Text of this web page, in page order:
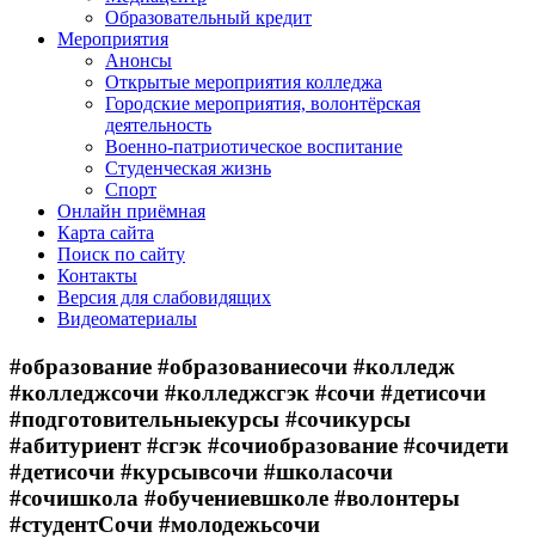
Образовательный кредит
Мероприятия
Анонсы
Открытые мероприятия колледжа
Городские мероприятия, волонтёрская
деятельность
Военно-патриотическое воспитание
Студенческая жизнь
Спорт
Онлайн приёмная
Карта сайта
Поиск по сайту
Контакты
Версия для слабовидящих
Видеоматериалы
#образование #образованиесочи #колледж
#колледжсочи #колледжсгэк #сочи #детисочи
#подготовительныекурсы #сочикурсы
#абитуриент #сгэк #сочиобразование #сочидети
#детисочи #курсывсочи #школасочи
#сочишкола #обучениевшколе #волонтеры
#студентСочи #молодежьсочи